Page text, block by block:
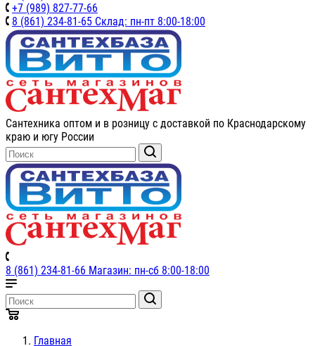
+7 (989) 827-77-66
8 (861) 234-81-65 Склад: пн-пт 8:00-18:00
Сантехника оптом и в розницу с доставкой по Краснодарскому
краю и югу России
8 (861) 234-81-66 Магазин: пн-сб 8:00-18:00
Главная